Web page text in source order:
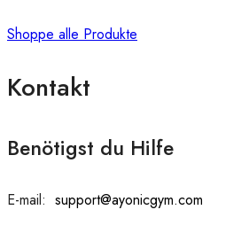
Shoppe alle Produkte
Kontakt
Benötigst du Hilfe
E-mail: support@ayonicgym.com